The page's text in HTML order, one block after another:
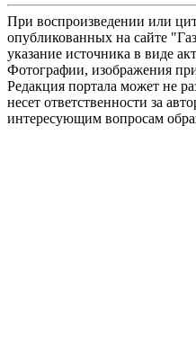
При воспроизведении или
опубликованных на сайте
указание источника в виде
Фотографии, изображения
Редакция портала может не
несет ответственности за
интересующим вопросам